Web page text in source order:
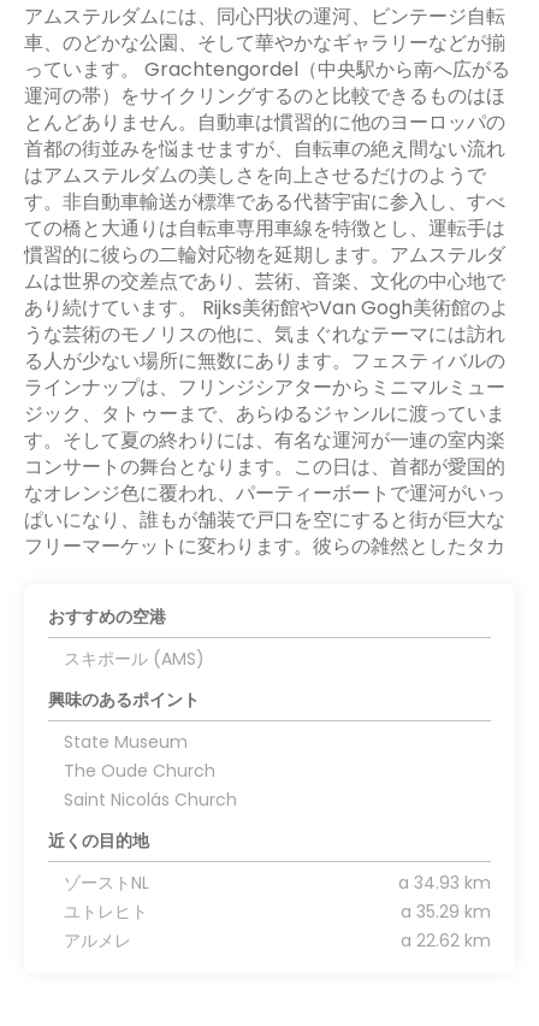
アムステルダムには、同心円状の運河、ビンテージ自転
車、のどかな公園、そして華やかなギャラリーなどが揃
っています。 Grachtengordel（中央駅から南へ広がる
運河の帯）をサイクリングするのと比較できるものはほ
とんどありません。自動車は慣習的に他のヨーロッパの
首都の街並みを悩ませますが、自転車の絶え間ない流れ
はアムステルダムの美しさを向上させるだけのようで
す。非自動車輸送が標準である代替宇宙に参入し、すべ
ての橋と大通りは自転車専用車線を特徴とし、運転手は
慣習的に彼らの二輪対応物を延期します。アムステルダ
ムは世界の交差点であり、芸術、音楽、文化の中心地で
あり続けています。 Rijks美術館やVan Gogh美術館のよ
うな芸術のモノリスの他に、気まぐれなテーマには訪れ
る人が少ない場所に無数にあります。フェスティバルの
ラインナップは、フリンジシアターからミニマルミュー
ジック、タトゥーまで、あらゆるジャンルに渡っていま
す。そして夏の終わりには、有名な運河が一連の室内楽
コンサートの舞台となります。この日は、首都が愛国的
なオレンジ色に覆われ、パーティーボートで運河がいっ
ぱいになり、誰もが舗装で戸口を空にすると街が巨大な
フリーマーケットに変わります。彼らの雑然としたタカ
おすすめの空港
スキポール (AMS)
興味のあるポイント
State Museum
The Oude Church
Saint Nicolás Church
近くの目的地
ゾーストNL
a 34.93 km
ユトレヒト
a 35.29 km
アルメレ
a 22.62 km